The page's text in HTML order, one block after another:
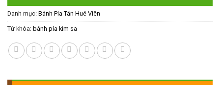
Danh mục: Bánh Pía Tân Huê Viên
Từ khóa: bánh pía kim sa